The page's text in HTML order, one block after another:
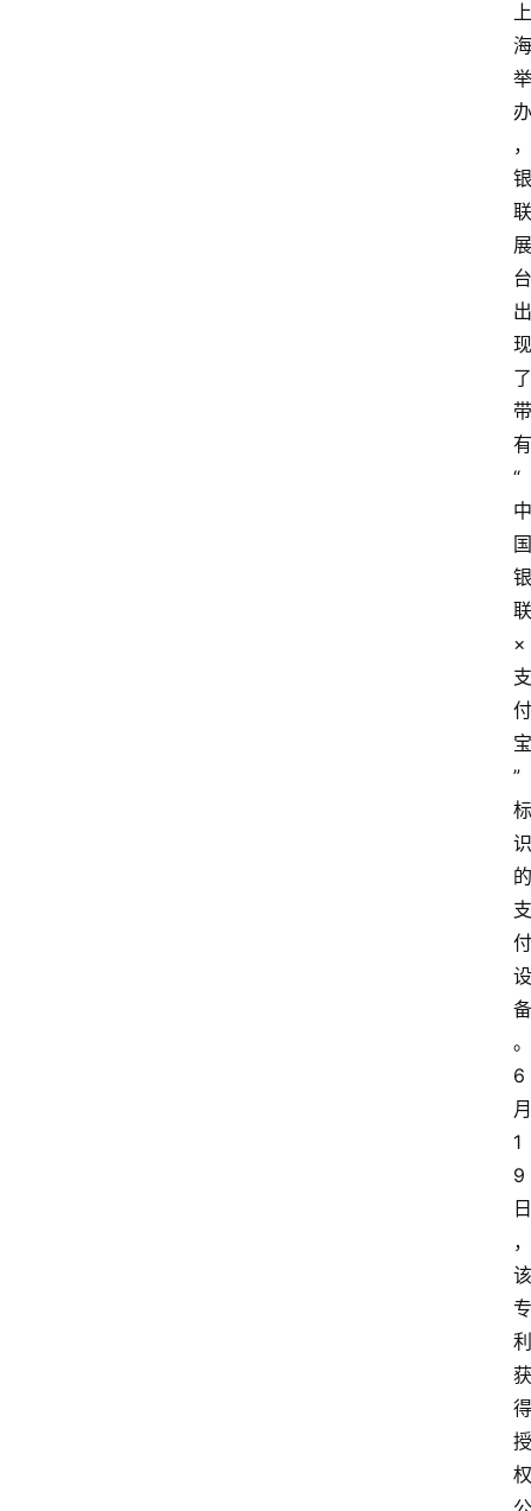
上
海
举
办
，
银
联
展
台
出
现
了
带
有
“
中
国
银
联
×
支
付
宝
”
标
识
的
支
付
设
备
。
6
月
1
9
日
，
该
专
利
获
得
授
权